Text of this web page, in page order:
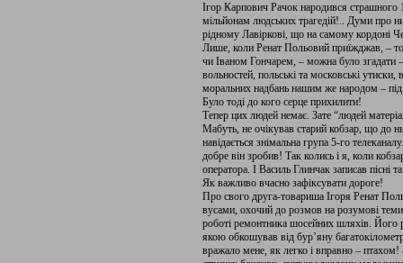
Ігор Карпович Рачок народився страшного
мільйонам людських трагедій!.. Думи про
рідному Лавіркові, що на самому кордоні
Лише, коли Ренат Польовий приїжджав, –
чи Іваном Гончарем, – можна було згадати
вольностей, польські та московські
моральних надбань нашим же народом – під
Було тоді до кого серце прихилити!
Тепер цих людей немає. Зате “людей
Мабуть, не очікував старий кобзар, що до
навідається знімальна група 5-го
добре він зробив! Так колись і я, коли
оператора. І Василь Глинчак записав пісні
Як важливо вчасно зафіксувати дороге!
Про свого друга-товариша Ігоря Ренат
вусами, охочий до розмов на розумові
роботі ремонтника шосейних шляхів.
якою обкошував від бур’яну
вражало мене, як легко і вправно –